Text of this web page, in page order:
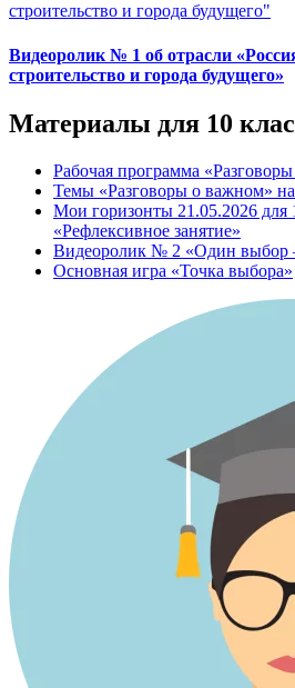
строительство и города будущего"
Видеоролик № 1 об отрасли
строительство и города будущего»
Материалы для 10
Рабочая программа
Темы «Разговоры о важном»
Мои горизонты 21.05.2026 для
«Рефлексивное занятие»
Видеоролик № 2 «Один выбор
Основная игра «Точка выбора»